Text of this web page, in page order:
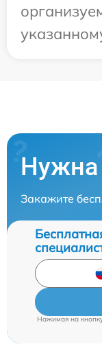
Нужна
Закажите
Нажимая на